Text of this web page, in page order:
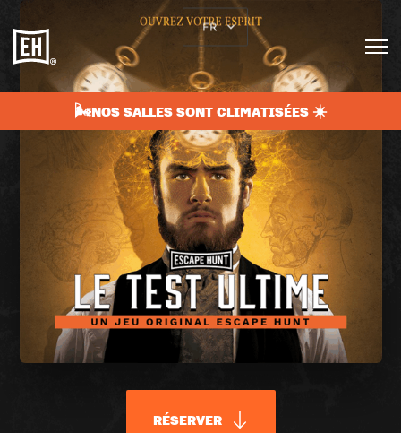
FR
🌬️NOS SALLES SONT CLIMATISÉES ☀️
RÉSERVER